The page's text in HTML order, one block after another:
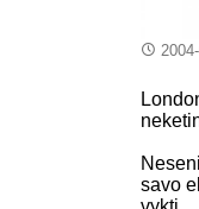
savo